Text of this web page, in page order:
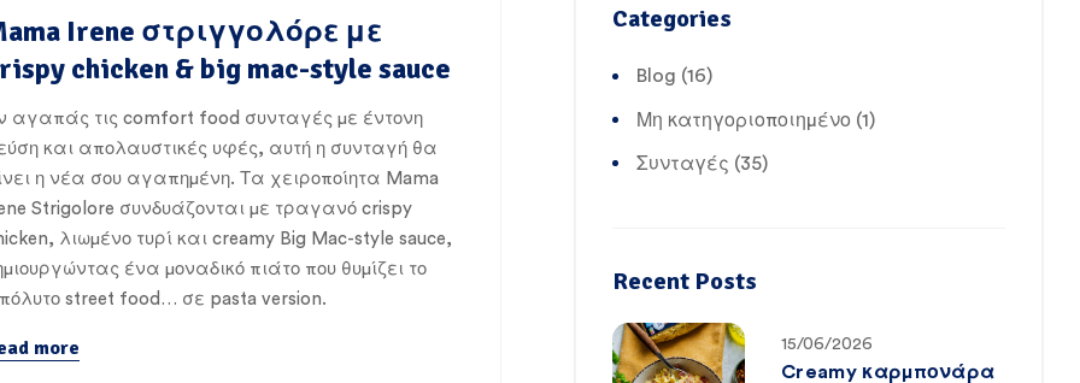
Irene στριγγολόρε με
chicken & big mac-style sauce
αγαπάς τις comfort food συνταγές με έντονη
και απολαυστικές υφές, αυτή η συνταγή θα
η νέα σου αγαπημένη. Τα χειροποίητα Mama
Strigolore συνδυάζονται με τραγανό crispy
λιωμένο τυρί και creamy Big Mac-style sauce,
ένα μοναδικό πιάτο που θυμίζει το
street food… σε pasta version.
more
Categories
Blog (16)
Μη κατηγοριοποιημένο (1)
Συνταγές (35)
Recent Posts
15/06/2026
Creamy καρμπονάρα